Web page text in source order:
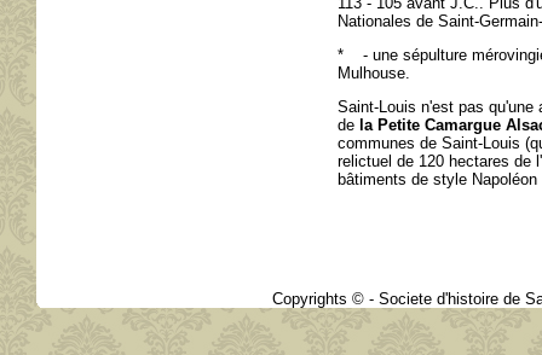
Nationales de Saint-
* - une sépulture
Mulhouse.
Saint-Louis n'est pas qu'une
de la Petite Camargue
communes de Saint-Louis
relictuel de 120 hectares de
bâtiments de style
Copyrights © - Societe d'histoire de